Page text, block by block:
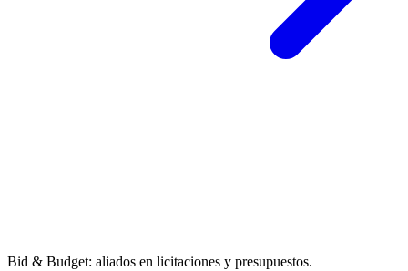
Bid & Budget: aliados en licitaciones y presupuestos.